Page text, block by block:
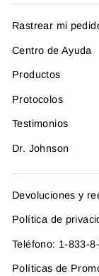
Rastrear mi
Centro de Ayuda
Productos
Protocolos
Testimonios
Dr. Johnson
Devoluciones y
Política de
Teléfono: 1-833-
Políticas de